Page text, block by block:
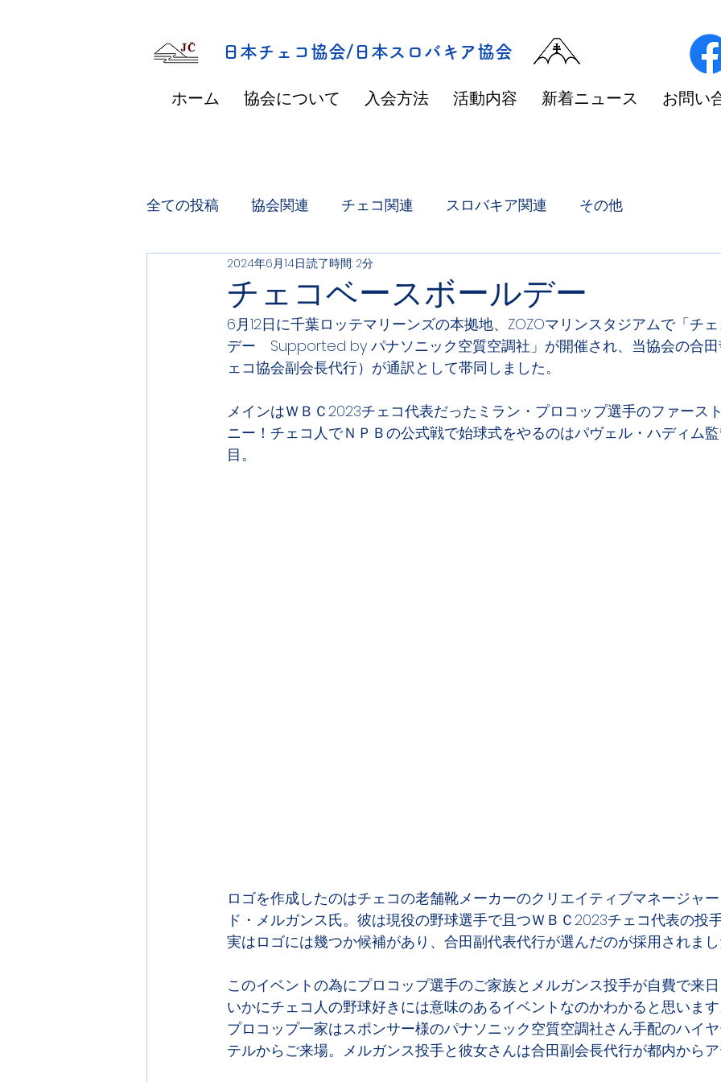
​日本チェコ協会/日本スロバキア協会
ホーム 協会について 入会方法 活動内容 新着ニュース お問い
全ての投稿 協会関連 チェコ関連 スロバキア関連 その他
チェコベースボールデー
2024年6月14日読了時間: 2分
6月12日に千葉ロッテマリーンズの本拠地、ZOZOマリンスタジアムで「チ
デー　Supported by パナソニック空質空調社」が開催され、当協会の合
ェコ協会副会長代行）が通訳として帯同しました。
メインはＷＢＣ2023チェコ代表だったミラン・プロコップ選手のファース
ニー！チェコ人でＮＰＢの公式戦で始球式をやるのはパヴェル・ハディム
目。
ロゴを作成したのはチェコの老舗靴メーカーのクリエイティブマネージャ
ド・メルガンス氏。彼は現役の野球選手で且つＷＢＣ2023チェコ代表の投
実はロゴには幾つか候補があり、合田副代表代行が選んだのが採用されま
このイベントの為にプロコップ選手のご家族とメルガンス投手が自費で来
いかにチェコ人の野球好きには意味のあるイベントなのかわかると思いま
プロコップ一家はスポンサー様のパナソニック空質空調社さん手配のハイ
テルからご来場。メルガンス投手と彼女さんは合田副会長代行が都内から